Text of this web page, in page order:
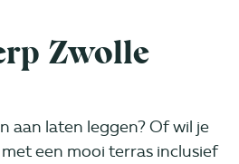
Zwolle
aan laten leggen? Of wil je
een mooi terras inclusief